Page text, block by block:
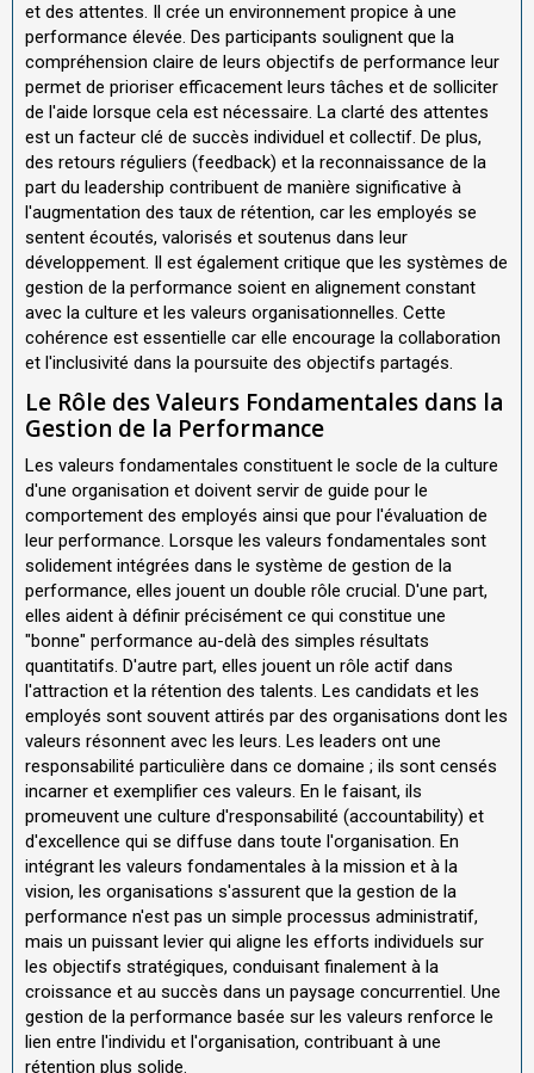
et des attentes. Il crée un environnement propice à une
performance élevée. Des participants soulignent que la
compréhension claire de leurs objectifs de performance leur
permet de prioriser efficacement leurs tâches et de solliciter
de l'aide lorsque cela est nécessaire. La clarté des attentes
est un facteur clé de succès individuel et collectif. De plus,
des retours réguliers (feedback) et la reconnaissance de la
part du leadership contribuent de manière significative à
l'augmentation des taux de rétention, car les employés se
sentent écoutés, valorisés et soutenus dans leur
développement. Il est également critique que les systèmes de
gestion de la performance soient en alignement constant
avec la culture et les valeurs organisationnelles. Cette
cohérence est essentielle car elle encourage la collaboration
et l'inclusivité dans la poursuite des objectifs partagés.
Le Rôle des Valeurs Fondamentales dans la
Gestion de la Performance
Les valeurs fondamentales constituent le socle de la culture
d'une organisation et doivent servir de guide pour le
comportement des employés ainsi que pour l'évaluation de
leur performance. Lorsque les valeurs fondamentales sont
solidement intégrées dans le système de gestion de la
performance, elles jouent un double rôle crucial. D'une part,
elles aident à définir précisément ce qui constitue une
"bonne" performance au-delà des simples résultats
quantitatifs. D'autre part, elles jouent un rôle actif dans
l'attraction et la rétention des talents. Les candidats et les
employés sont souvent attirés par des organisations dont les
valeurs résonnent avec les leurs. Les leaders ont une
responsabilité particulière dans ce domaine ; ils sont censés
incarner et exemplifier ces valeurs. En le faisant, ils
promeuvent une culture d'responsabilité (accountability) et
d'excellence qui se diffuse dans toute l'organisation. En
intégrant les valeurs fondamentales à la mission et à la
vision, les organisations s'assurent que la gestion de la
performance n'est pas un simple processus administratif,
mais un puissant levier qui aligne les efforts individuels sur
les objectifs stratégiques, conduisant finalement à la
croissance et au succès dans un paysage concurrentiel. Une
gestion de la performance basée sur les valeurs renforce le
lien entre l'individu et l'organisation, contribuant à une
rétention plus solide.